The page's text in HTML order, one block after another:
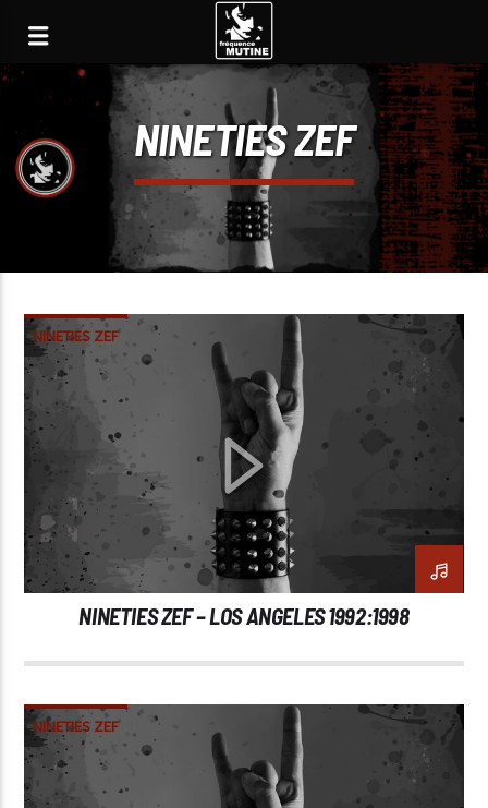
NINETIES ZEF
NINETIES ZEF
NINETIES ZEF – LOS ANGELES 1992:1998
NINETIES ZEF